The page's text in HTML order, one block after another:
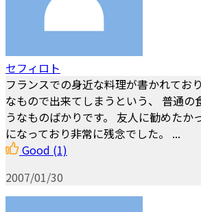
セフィロト
フランスでの身近な料理が書かれてお
なもので出来てしまうという、 普通の
うなものばかりです。 友人に勧めたか
になっており非常に残念でした。 ...
Good (1)
2007/01/30